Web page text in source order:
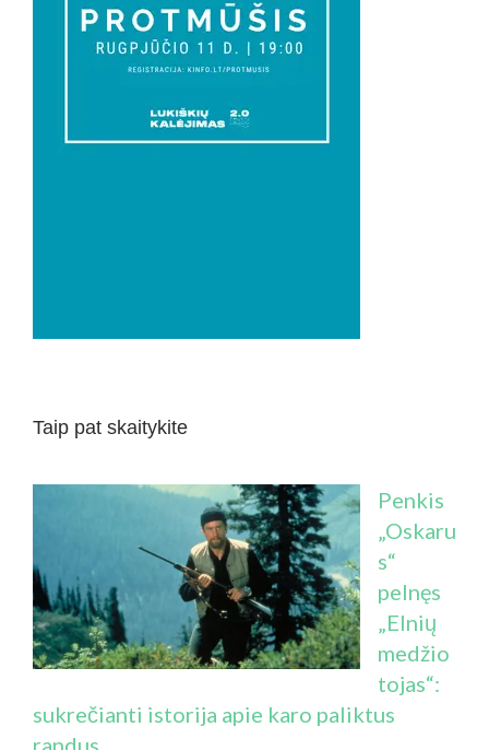
Taip pat skaitykite
Penkis
„Oskaru
s“
pelnęs
„Elnių
medžio
tojas“:
sukrečianti istorija apie karo paliktus
randus